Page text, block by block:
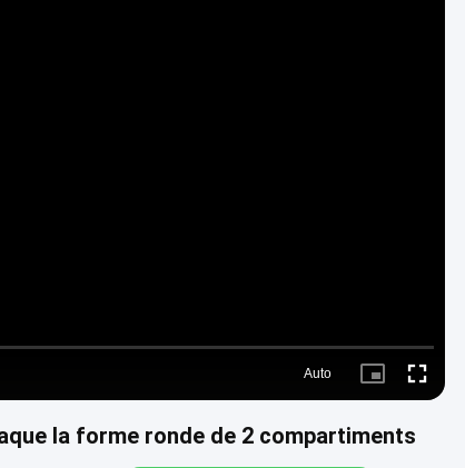
Auto
Picture- Fullscreen
la forme ronde de 2 compartiments